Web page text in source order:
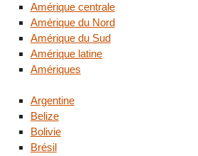
Amérique centrale
Amérique du Nord
Amérique du Sud
Amérique latine
Amériques
Argentine
Belize
Bolivie
Brésil